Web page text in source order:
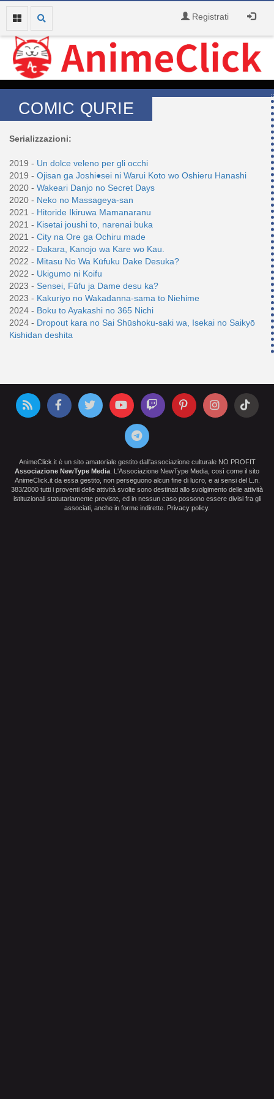
Registrati
COMIC QURIE
Serializzazioni:
2019 - Un dolce veleno per gli occhi
2019 - Ojisan ga Joshi●sei ni Warui Koto wo Oshieru Hanashi
2020 - Wakeari Danjo no Secret Days
2020 - Neko no Massageya-san
2021 - Hitoride Ikiruwa Mamanaranu
2021 - Kisetai joushi to, narenai buka
2021 - City na Ore ga Ochiru made
2022 - Dakara, Kanojo wa Kare wo Kau.
2022 - Mitasu No Wa Kūfuku Dake Desuka?
2022 - Ukigumo ni Koifu
2023 - Sensei, Fūfu ja Dame desu ka?
2023 - Kakuriyo no Wakadanna-sama to Niehime
2024 - Boku to Ayakashi no 365 Nichi
2024 - Dropout kara no Sai Shūshoku-saki wa, Isekai no Saikyō
Kishidan deshita
AnimeClick.it è un sito amatoriale gestito dall'associazione culturale NO PROFIT
Associazione NewType Media . L'Associazione NewType Media, così come il sito
AnimeClick.it da essa gestito, non perseguono alcun fine di lucro, e ai sensi del L.n.
383/2000 tutti i proventi delle attività svolte sono destinati allo svolgimento delle attività
istituzionali statutariamente previste, ed in nessun caso possono essere divisi fra gli
associati, anche in forme indirette. Privacy policy.